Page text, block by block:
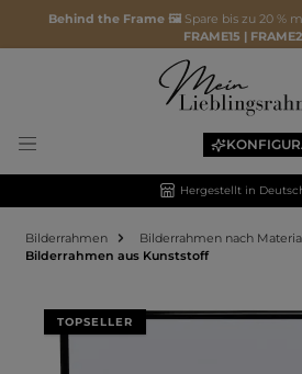
Behind the Frame 🖼️ Spare bis zu 20 %
FRAME15 |
Hergestellt in
Bilderrahmen
Bilderrahmen nach Material
Bilderrahmen aus Kunststoff
Bildergalerie überspringen
TOPSELLER